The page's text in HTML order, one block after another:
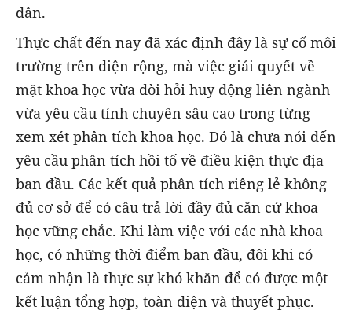
dân.
Thực chất đến nay đã xác định đây là sự cố môi
trường trên diện rộng, mà việc giải quyết về
mặt khoa học vừa đòi hỏi huy động liên ngành
vừa yêu cầu tính chuyên sâu cao trong từng
xem xét phân tích khoa học. Đó là chưa nói đến
yêu cầu phân tích hồi tố về điều kiện thực địa
ban đầu. Các kết quả phân tích riêng lẻ không
đủ cơ sở để có câu trả lời đầy đủ căn cứ khoa
học vững chắc. Khi làm việc với các nhà khoa
học, có những thời điểm ban đầu, đôi khi có
cảm nhận là thực sự khó khăn để có được một
kết luận tổng hợp, toàn diện và thuyết phục.